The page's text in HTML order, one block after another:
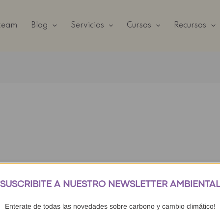
Blog Servicios Cursos Recursos
SUSCRIBITE A NUESTRO NEWSLETTER AMBIENTAL
Enterate de todas las novedades sobre carbono y cambio climático!